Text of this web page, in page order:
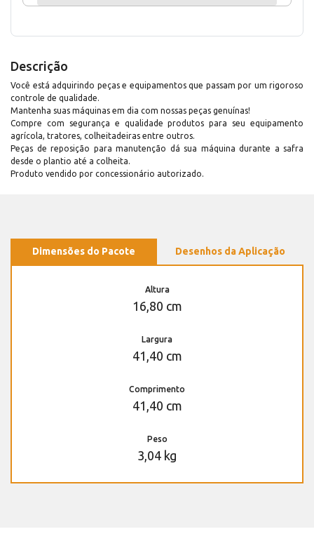
Descrição
Você está adquirindo peças e equipamentos que passam por um rigoroso
controle de qualidade.
Mantenha suas máquinas em dia com nossas peças genuínas!
Compre com segurança e qualidade produtos para seu equipamento
agrícola, tratores, colheitadeiras entre outros.
Peças de reposição para manutenção dá sua máquina durante a safra
desde o plantio até a colheita.
Produto vendido por concessionário autorizado.
Dimensões do Pacote Desenhos da Aplicação
Altura
16,80 cm
Largura
41,40 cm
Comprimento
41,40 cm
Peso
3,04 kg